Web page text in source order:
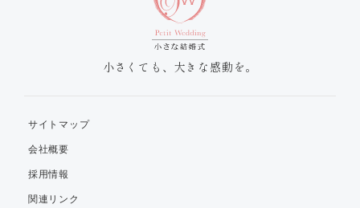
小さくても、大きな感動を。
サイトマップ
会社概要
採用情報
関連リンク